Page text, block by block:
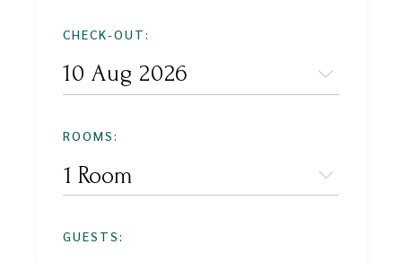
CHECK-OUT:
ROOMS:
1 Room
GUESTS: